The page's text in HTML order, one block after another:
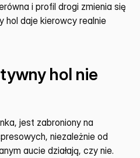
i profil drogi zmienia się
hol daje kierowcy realnie
hol nie
jest zabroniony na
niezależnie od
aucie działają, czy nie.